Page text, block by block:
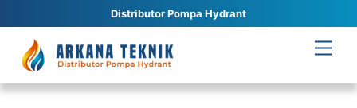
Distributor Pompa Hydrant
content